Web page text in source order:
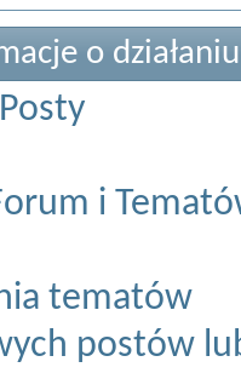
o
i
tematów
postów